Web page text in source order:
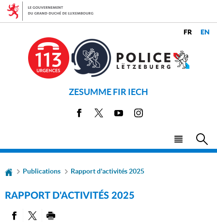
Aller
Aller
ZESUMME FIR IECH
Facebook YoutubeInstagram
Menu
LANGUE
Publications Rapport d'activités 2025
RAPPORT D'ACTIVITÉS 2025